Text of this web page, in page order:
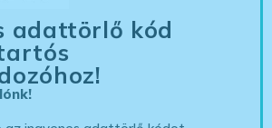
adattörlő kód